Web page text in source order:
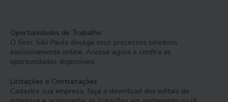
Oportunidades de Trabalho
O Sesc São Paulo divulga seus processos seletivos
exclusivamente online. Acesse agora e confira as
oportunidades disponíveis.
Licitações e Contratações
Cadastre sua empresa, faça o download dos editais de